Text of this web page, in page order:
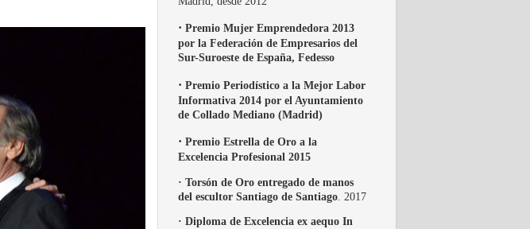
· Premio Mujer Emprendedora 2013
por la Federación de Empresarios del
Sur-Suroeste de España, Fedesso
· Premio Periodístico a la Mejor Labor
Informativa 2014 por el Ayuntamiento
de Collado Mediano (Madrid)
· Premio Estrella de Oro a la
Excelencia Profesional 2015
· Torsón de Oro entregado de manos
del escultor Santiago de Santiago . 2017
· Diploma de Excelencia ex aequo In